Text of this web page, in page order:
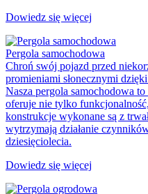
Dowiedz się więcej
Pergola samochodowa
Chroń swój pojazd przed
promieniami słonecznymi
Nasza pergola samochodowa
oferuje nie tylko
konstrukcje wykonane są z
wytrzymają działanie
dziesięciolecia.
Dowiedz się więcej